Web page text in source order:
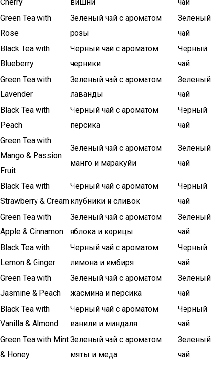
Cherry
вишни
чай
Green Tea with
Rose
Зеленый чай с ароматом
розы
Зеленый
чай
Black Tea with
Blueberry
Черный чай с ароматом
черники
Черный
чай
Green Tea with
Lavender
Зеленый чай с ароматом
лаванды
Зеленый
чай
Black Tea with
Peach
Черный чай с ароматом
персика
Черный
чай
Green Tea with
Mango & Passion
Fruit
Зеленый чай с ароматом
манго и маракуйи
Зеленый
чай
Black Tea with
Strawberry & Cream
Черный чай с ароматом
клубники и сливок
Черный
чай
Green Tea with
Apple & Cinnamon
Зеленый чай с ароматом
яблока и корицы
Зеленый
чай
Black Tea with
Lemon & Ginger
Черный чай с ароматом
лимона и имбиря
Черный
чай
Green Tea with
Jasmine & Peach
Зеленый чай с ароматом
жасмина и персика
Зеленый
чай
Black Tea with
Vanilla & Almond
Черный чай с ароматом
ванили и миндаля
Черный
чай
Green Tea with Mint
& Honey
Зеленый чай с ароматом
мяты и меда
Зеленый
чай